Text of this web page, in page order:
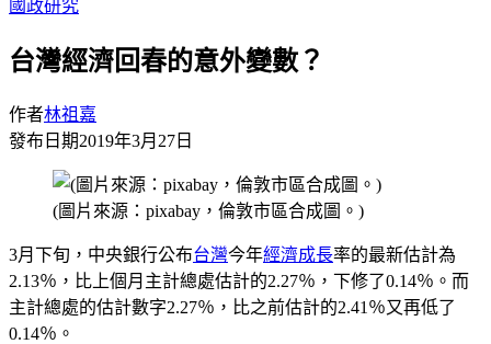
國政研究
台灣經濟回春的意外變數？
作者林祖嘉
發布日期2019年3月27日
(圖片來源：pixabay，倫敦市區合成圖。)
3月下旬，中央銀行公布台灣今年經濟成長率的最新估計為
2.13％，比上個月主計總處估計的2.27％，下修了0.14％。而
主計總處的估計數字2.27％，比之前估計的2.41％又再低了
0.14％。